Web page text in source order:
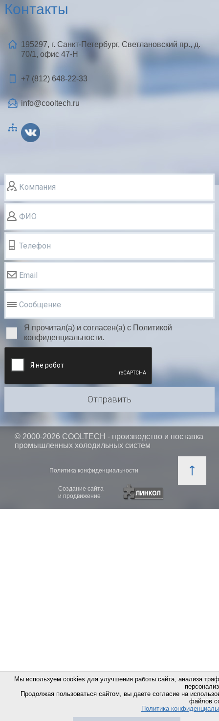
Мы используем cookies для улучшения работы сайта, анализа
Продолжая пользоваться сайтом, вы даете согласие на
файлов
Политика
Контакты
195297, г. Санкт-Петербург, Светлановский пр., д.
70/1, офис 47-Н
+7 (812) 648-22-33
info@cooltech.ru
Компания
ФИО
Телефон
Email
Сообщение
Я прочитал(а) и согласен(а) с Политикой
конфиденциальности.
Отправить
© 2000-2026 COOLTECH - производство и поставка
промышленных холодильных систем
Политика конфиденциальности
Создание сайта
и продвижение